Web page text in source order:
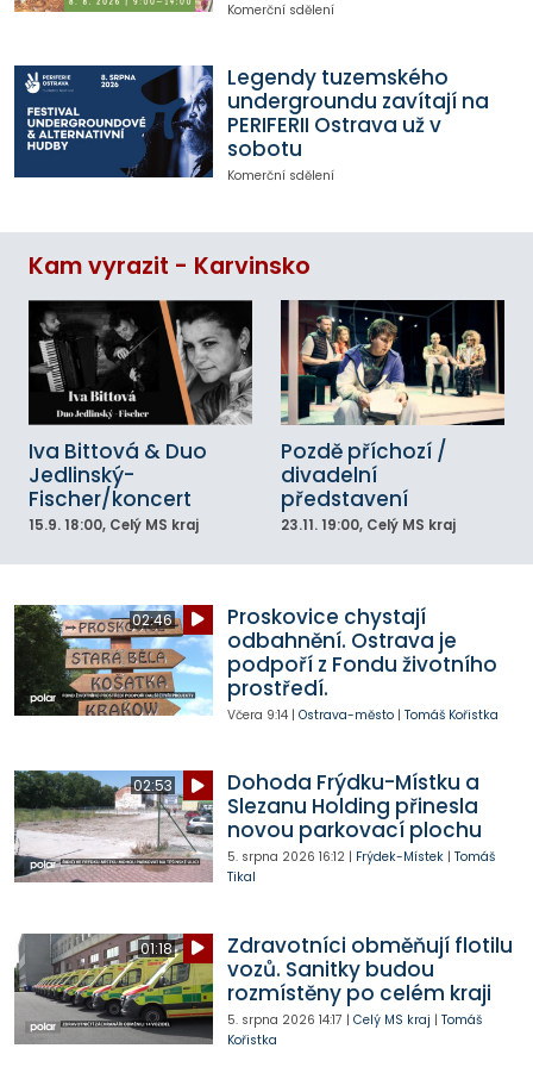
Komerční sdělení
Legendy tuzemského
undergroundu zavítají na
PERIFERII Ostrava už v
sobotu
Komerční sdělení
Kam vyrazit - Karvinsko
Iva Bittová & Duo
Jedlinský-
Fischer/koncert
15.9. 18:00, Celý MS kraj
Pozdě příchozí /
divadelní
představení
23.11. 19:00, Celý MS kraj
02:46
Proskovice chystají
odbahnění. Ostrava je
podpoří z Fondu životního
prostředí.
Včera 9:14| Ostrava-město| Tomáš Kořistka
02:53
Dohoda Frýdku-Místku a
Slezanu Holding přinesla
novou parkovací plochu
5. srpna 2026 16:12| Frýdek-Místek| Tomáš
Tikal
01:18
Zdravotníci obměňují flotilu
vozů. Sanitky budou
rozmístěny po celém kraji
5. srpna 2026 14:17 | Celý MS kraj | Tomáš
Kořistka